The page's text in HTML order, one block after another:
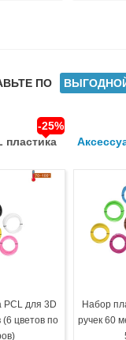
ПО
пластика
-25%
PCL для 3D
(6 цветов по
Набор
ручек 60